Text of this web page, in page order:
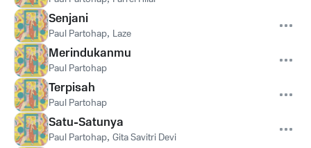
Senjani
Paul Partohap, Laze
Merindukanmu
Paul Partohap
Terpisah
Paul Partohap
Satu-Satunya
Paul Partohap, Gita Savitri Devi